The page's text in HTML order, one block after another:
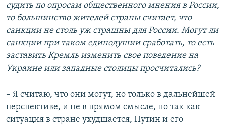
судить по опросам общественного мнения в России,
то большинство жителей страны считает, что
санкции не столь уж страшны для России. Могут ли
санкции при таком единодушии сработать, то есть
заставить Кремль изменить свое поведение на
Украине или западные столицы просчитались?
– Я считаю, что они могут, но только в дальнейшей
перспективе, и не в прямом смысле, но так как
ситуация в стране ухудшается, Путин и его